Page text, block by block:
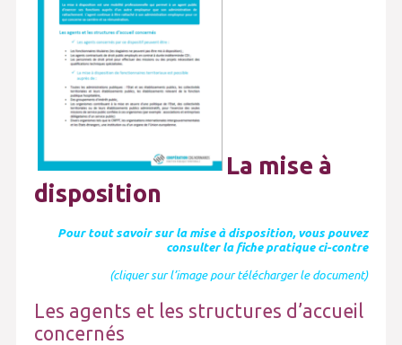
La mise à
disposition
Pour tout savoir sur la mise à disposition, vous pouvez
consulter la fiche pratique ci-contre
(cliquer sur l’image pour télécharger le document)
Les agents et les structures d’accueil
concernés